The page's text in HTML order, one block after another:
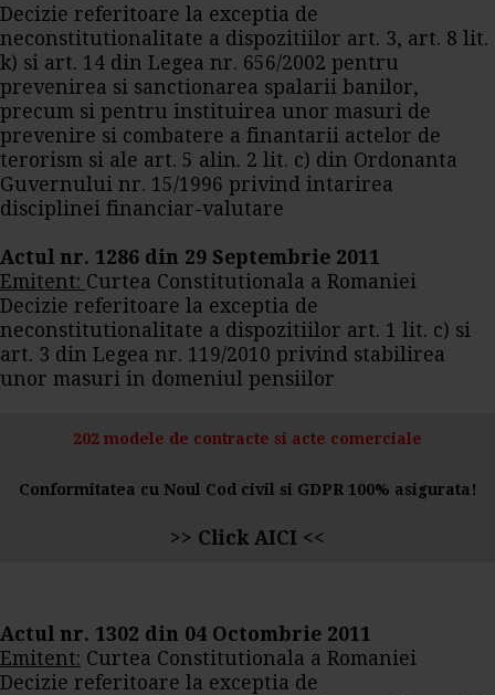
Decizie referitoare la exceptia de
neconstitutionalitate a dispozitiilor art. 3, art. 8 lit.
k) si art. 14 din Legea nr. 656/2002 pentru
prevenirea si sanctionarea spalarii banilor,
precum si pentru instituirea unor masuri de
prevenire si combatere a finantarii actelor de
terorism si ale art. 5 alin. 2 lit. c) din Ordonanta
Guvernului nr. 15/1996 privind intarirea
disciplinei financiar-valutare
Actul nr. 1286 din 29 Septembrie 2011
Emitent: Curtea Constitutionala a Romaniei
Decizie referitoare la exceptia de
neconstitutionalitate a dispozitiilor art. 1 lit. c) si
art. 3 din Legea nr. 119/2010 privind stabilirea
unor masuri in domeniul pensiilor
202 modele de contracte si acte comerciale
Conformitatea cu Noul Cod civil si GDPR 100% asigurata!
>> Click AICI <<
Actul nr. 1302 din 04 Octombrie 2011
Emitent: Curtea Constitutionala a Romaniei
Decizie referitoare la exceptia de